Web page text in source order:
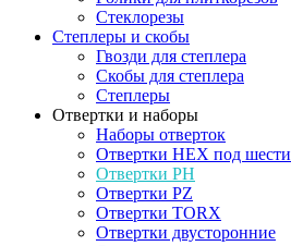
Стеклорезы
Степлеры и скобы
Гвозди для степлера
Скобы для степлера
Степлеры
Отвертки и наборы
Наборы отверток
Отвертки HEX под
Отвертки PH
Отвертки PZ
Отвертки TORX
Отвертки двусторонние